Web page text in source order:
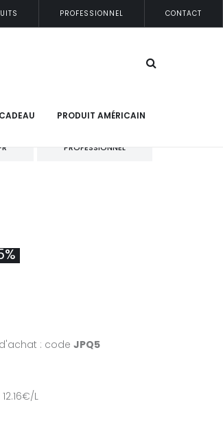
PROFESSIONNEL CONTACT
CADEAU PRODUIT AMÉRICAIN
PROFESSIONNEL
: code JPQ5
L